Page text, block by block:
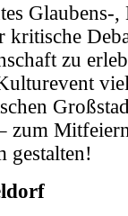
Glaubens-
zu
zum
gestalten!